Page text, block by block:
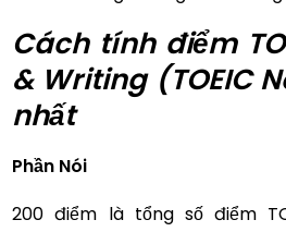
Cách tính điểm
& Writing (TOEIC
nhất
Phần Nói
200 điểm là tổng số điểm